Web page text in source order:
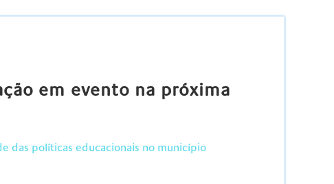
em evento na próxima
das políticas educacionais no município